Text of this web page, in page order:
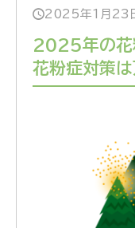
2025年1月23
2025年の花
花粉症対策